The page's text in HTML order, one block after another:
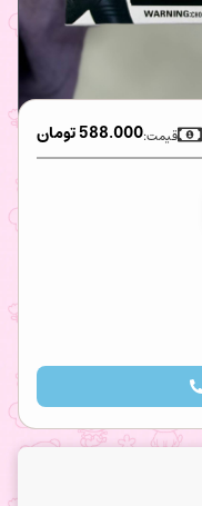
588.000تومان قیمت: